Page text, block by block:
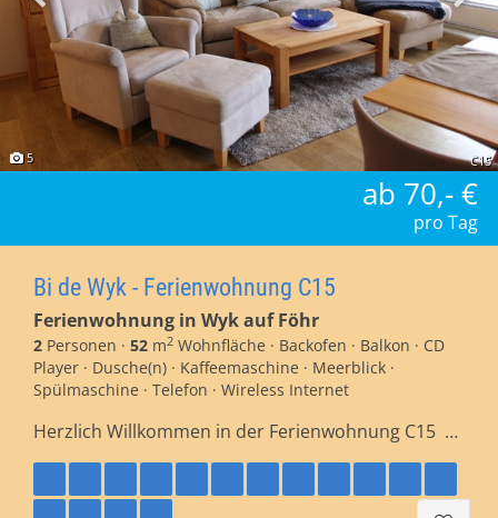
C15
5
ab 70,- €
pro Tag
Bi de Wyk - Ferienwohnung C15
Ferienwohnung in Wyk auf Föhr
2 Personen · 52 m2 Wohnfläche · Backofen · Balkon · CD
Player · Dusche(n) · Kaffeemaschine · Meerblick ·
Spülmaschine · Telefon · Wireless Internet
Herzlich Willkommen in der Ferienwohnung C15 …